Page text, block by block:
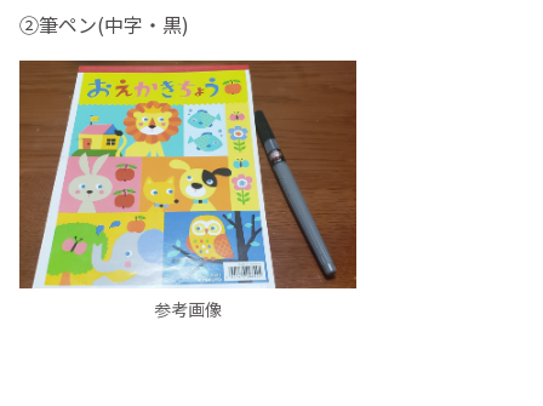
②筆ペン(中字・黒)
参考画像